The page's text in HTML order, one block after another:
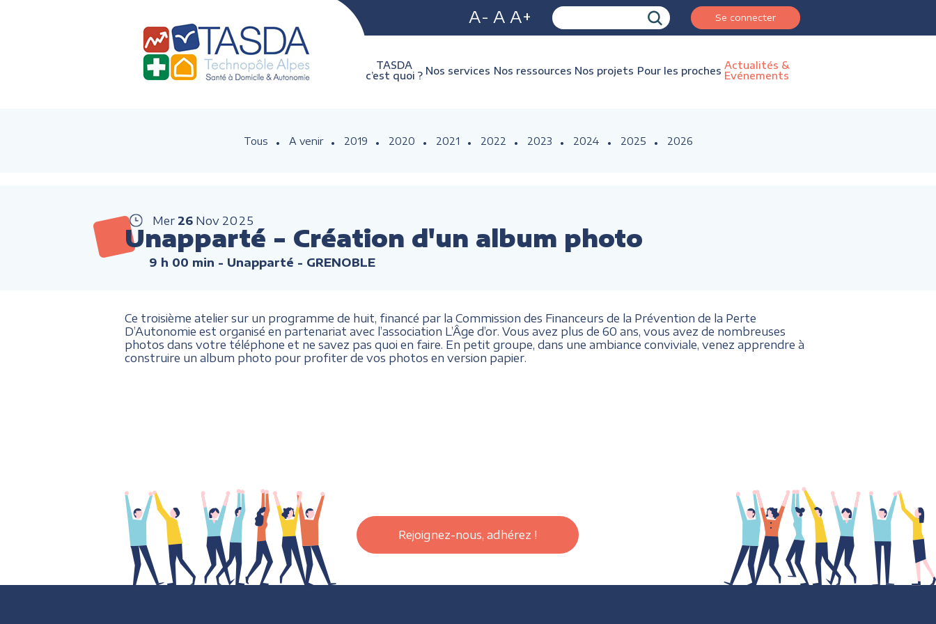
A- A A+ Se connecter
TASDA
c’est quoi ? Nos services Nos ressources Nos projets Pour les proches Actualités &
Evénements
Tous A venir 2019 2020 2021 2022 2023 2024 2025 2026
Mer 26 Nov 2025
Unapparté - Création d'un album photo
9 h 00 min - Unapparté - GRENOBLE
Ce troisième atelier sur un programme de huit, financé par la Commission des Financeurs de la Prévention de la Perte
D’Autonomie est organisé en partenariat avec l’association L’Âge d’or. Vous avez plus de 60 ans, vous avez de nombreuses
photos dans votre téléphone et ne savez pas quoi en faire. En petit groupe, dans une ambiance conviviale, venez apprendre à
construire un album photo pour profiter de vos photos en version papier.
Rejoignez-nous, adhérez !